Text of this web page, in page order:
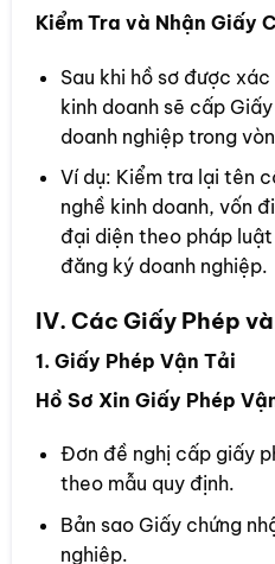
Kiểm Tra và Nhận Giấy
Sau khi hồ sơ được
kinh doanh sẽ cấp
doanh nghiệp trong
Ví dụ: Kiểm tra lại tên
nghề kinh doanh, vốn
đại diện theo pháp
đăng ký doanh nghiệp.
IV. Các Giấy Phép
1. Giấy Phép Vận Tải
Hồ Sơ Xin Giấy Phép
Đơn đề nghị cấp giấy
theo mẫu quy định.
Bản sao Giấy chứng
nghiệp.